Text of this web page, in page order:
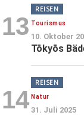
13
REISEN
Tourismus
10. Oktober
Tōkyōs
14
REISEN
Natur
31. Juli 2025